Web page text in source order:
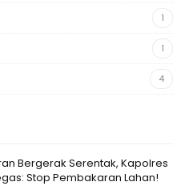
1
1
4
Bergerak Serentak, Kapolres
Stop Pembakaran Lahan!